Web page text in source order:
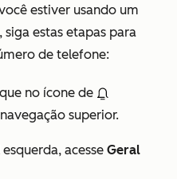
estiver usando um
estas etapas para
de telefone:
no ícone de
superior.
acesse Geral